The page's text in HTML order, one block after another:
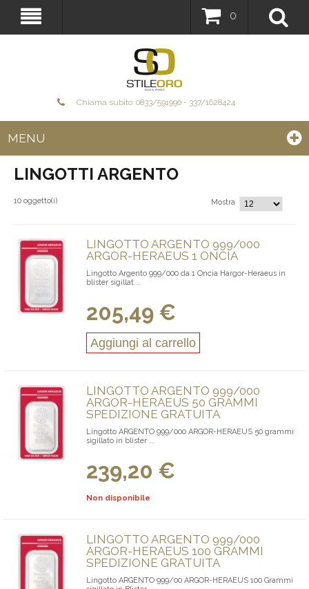
0
Chiama subito: 0833/591990 - 337/1628424
MENU
LINGOTTI ARGENTO
10 oggetto(i) Mostra
LINGOTTO ARGENTO 999/000
ARGOR-HERAEUS 1 ONCIA
Lingotto Argento 999/000 da 1 Oncia Hargor-Heraeus in
blister sigillat...
205,49 €
Aggiungi al carrello
LINGOTTO ARGENTO 999/000
ARGOR-HERAEUS 50 GRAMMI
SPEDIZIONE GRATUITA
Lingotto ARGENTO 999/000 ARGOR-HERAEUS 50 grammi
sigillato in blister ...
239,20 €
Non disponibile
LINGOTTO ARGENTO 999/000
ARGOR-HERAEUS 100 GRAMMI
SPEDIZIONE GRATUITA
Lingotto ARGENTO 999/00 ARGOR-HERAEUS 100 Grammi